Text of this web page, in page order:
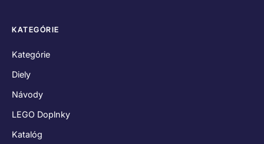
KATEGÓRIE
Kategórie
Diely
Návody
LEGO Doplnky
Katalóg